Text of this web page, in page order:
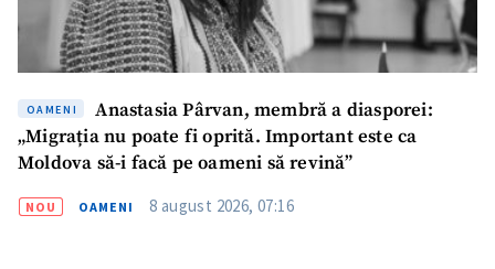
OAMENI
Anastasia Pârvan, membră a diasporei:
„Migrația nu poate fi oprită. Important este ca
Moldova să-i facă pe oameni să revină”
NOU OAMENI 8 august 2026, 07:16